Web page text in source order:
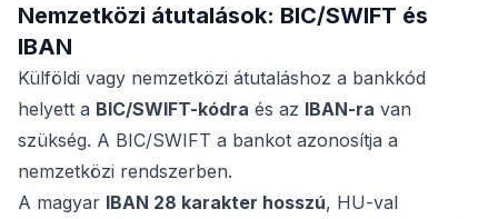
Nemzetközi átutalások: BIC/SWIFT és
IBAN
Külföldi vagy nemzetközi átutaláshoz a bankkód
helyett a BIC/SWIFT-kódra és az IBAN-ra van
szükség. A BIC/SWIFT a bankot azonosítja a
nemzetközi rendszerben.
A magyar IBAN 28 karakter hosszú, HU-val